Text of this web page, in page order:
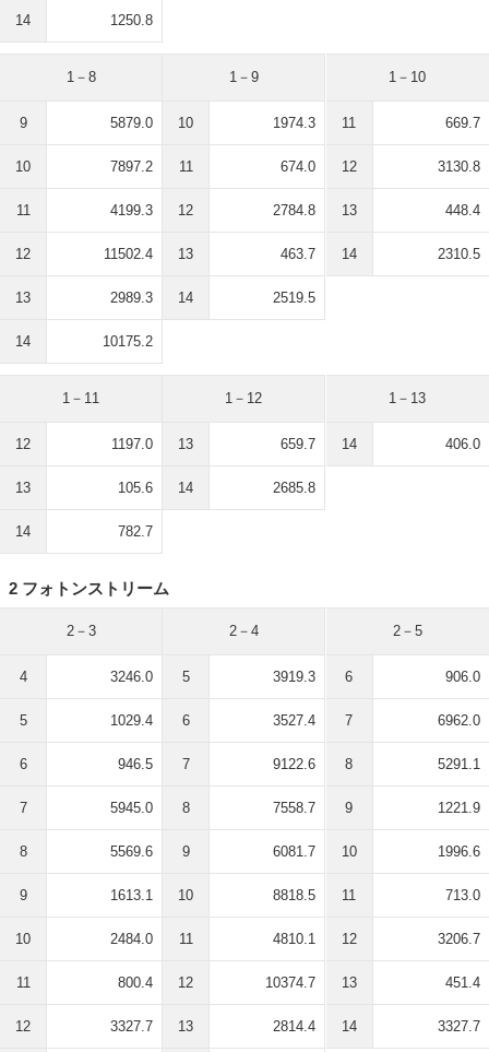
14 1250.8
1－8
9 5879.0
10 7897.2
11 4199.3
12 11502.4
13 2989.3
14 10175.2
1－9
10 1974.3
11 674.0
12 2784.8
13 463.7
14 2519.5
1－10
11 669.7
12 3130.8
13 448.4
14 2310.5
1－11
12 1197.0
13 105.6
14 782.7
1－12
13 659.7
14 2685.8
1－13
14 406.0
2 フォトンストリーム
2－3
4 3246.0
5 1029.4
6 946.5
7 5945.0
8 5569.6
9 1613.1
10 2484.0
11 800.4
12 3327.7
2－4
5 3919.3
6 3527.4
7 9122.6
8 7558.7
9 6081.7
10 8818.5
11 4810.1
12 10374.7
13 2814.4
2－5
6 906.0
7 6962.0
8 5291.1
9 1221.9
10 1996.6
11 713.0
12 3206.7
13 451.4
14 3327.7